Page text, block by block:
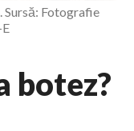
Sursă: Fotografie
botez?